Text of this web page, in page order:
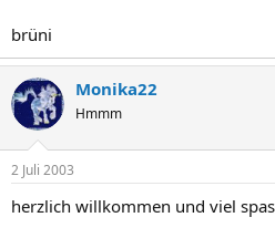
brüni
Monika22
Hmmm
2 Juli 2003
herzlich willkommen und viel